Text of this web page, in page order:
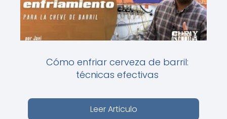
Cómo enfriar cerveza de barril:
técnicas efectivas
Leer Articulo